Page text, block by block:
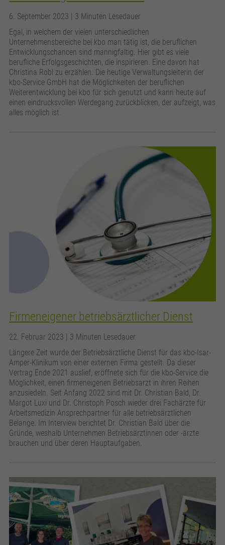
6. September 2023 | 3 Minuten Lesedauer
Egal, in welchem der vielen unterschiedlichen
Unternehmensbereiche bei kbo man tätig ist, die beruflichen
Entwicklungschancen sind mannigfaltig. Hier gibt es viele
berufliche Erfolgsgeschichten, die inspirieren. Eine davon hat
Christina Robl zu erzählen. Die heutige Verwaltungsleiterin der
kbo-Service GmbH hat die Möglichkeiten der beruflichen
Weiterentwicklung bei kbo für sich genutzt und kann heute auf
einen eindrucksvollen Werdegang zurückblicken, der aufzeigt, was
alles möglich ist.
Firmeneigener betriebsärztlicher Dienst
22. Februar 2023 | 3 Minuten Lesedauer
Längere Zeit wurde der Betriebsärztliche Dienst für das kbo-Isar-
Amper-Klinikum von einer externen Firma gestellt. Da dieser
Vertrag Ende 2021 auslief, eröffnete sich für die kbo-Service die
Möglichkeit, einen firmeneigenen Betriebsarzt in ihren Reihen
anzusiedeln. Seit Anfang 2022 sind mit Dr. Christian Bald, Dr.
Margot Luxi und Dr. Christoph Posch wieder drei Fachärzte für
Arbeitsmedizin Ansprechpartner für alle betriebsärztlichen
Belange. Im Interview berichtet Dr. Christian Bald über die
Gründe, weshalb Unternehmen Betriebsärztinnen oder -ärzte
brauchen und über deren Hauptaufgaben.